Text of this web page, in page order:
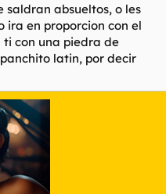
saldran absueltos, o les
ira en proporcion con el
ti con una piedra de
latin, por decir